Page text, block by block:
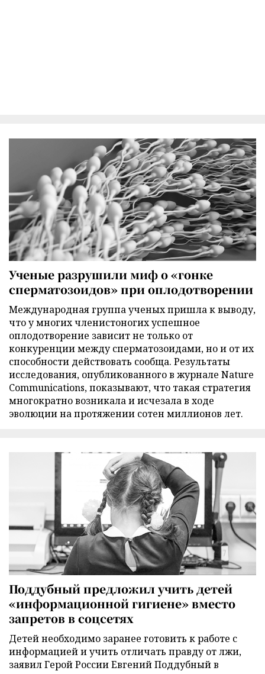
Ученые разрушили миф о «гонке
сперматозоидов» при оплодотворении
Международная группа ученых пришла к выводу,
что у многих членистоногих успешное
оплодотворение зависит не только от
конкуренции между сперматозоидами, но и от их
способности действовать сообща. Результаты
исследования, опубликованного в журнале Nature
Communications, показывают, что такая стратегия
многократно возникала и исчезала в ходе
эволюции на протяжении сотен миллионов лет.
Поддубный предложил учить детей
«информационной гигиене» вместо
запретов в соцсетях
Детей необходимо заранее готовить к работе с
информацией и учить отличать правду от лжи,
заявил Герой России Евгений Поддубный в